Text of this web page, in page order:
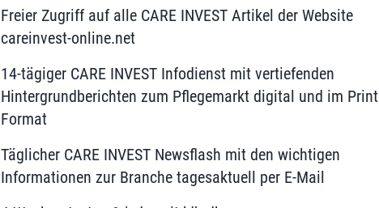
Freier Zugriff auf alle CARE INVEST Artikel der Website
careinvest-online.net
14-tägiger CARE INVEST Infodienst mit vertiefenden
Hintergrundberichten zum Pflegemarkt digital und im Print
Format
Täglicher CARE INVEST Newsflash mit den wichtigen
Informationen zur Branche tagesaktuell per E-Mail